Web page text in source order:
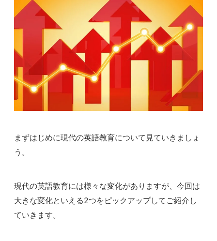
まずはじめに現代の英語教育について見ていきましょ
う。
現代の英語教育には様々な変化がありますが、今回は
大きな変化といえる2つをピックアップしてご紹介し
ていきます。